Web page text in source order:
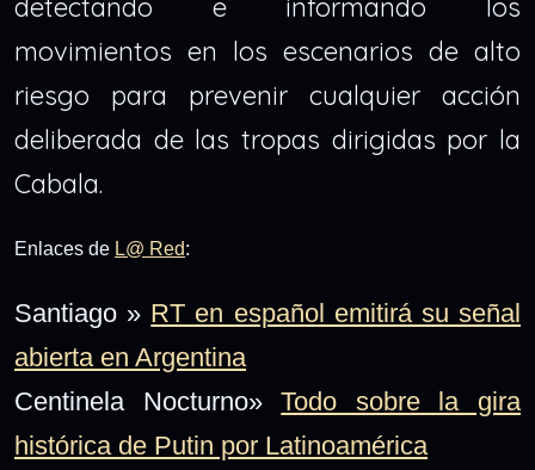
detectando e informando los
movimientos en los escenarios de alto
riesgo para prevenir cualquier acción
deliberada de las tropas dirigidas por la
Cabala.
Enlaces de L@ Red:
Santiago » RT en español emitirá su señal
abierta en Argentina
Centinela Nocturno»Todo sobre la gira
histórica de Putin por Latinoamérica